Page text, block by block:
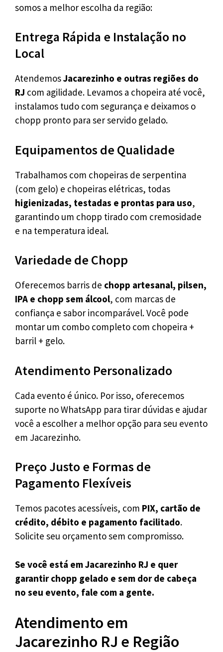
somos a melhor escolha da região:
Entrega Rápida e Instalação no
Local
AtendemosJacarezinho e outras regiões do
RJ com agilidade. Levamos a chopeira até você,
instalamos tudo com segurança e deixamos o
chopp pronto para ser servido gelado.
Equipamentos de Qualidade
Trabalhamos com chopeiras de serpentina
(com gelo) e chopeiras elétricas, todas
higienizadas, testadas e prontas para uso,
garantindo um chopp tirado com cremosidade
e na temperatura ideal.
Variedade de Chopp
Oferecemos barris de chopp artesanal, pilsen,
IPA e chopp sem álcool, com marcas de
confiança e sabor incomparável. Você pode
montar um combo completo com chopeira +
barril + gelo.
Atendimento Personalizado
Cada evento é único. Por isso, oferecemos
suporte no WhatsApp para tirar dúvidas e ajudar
você a escolher a melhor opção para seu evento
em Jacarezinho.
Preço Justo e Formas de
Pagamento Flexíveis
Temos pacotes acessíveis, com PIX, cartão de
crédito, débito e pagamento facilitado.
Solicite seu orçamento sem compromisso.
Se você está em Jacarezinho RJ e quer
garantir chopp gelado e sem dor de cabeça
no seu evento, fale com a gente.
Atendimento em
Jacarezinho RJ e Região